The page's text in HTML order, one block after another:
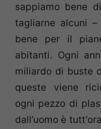
sappiamo bene
tagliarne alcuni
bene per il
abitanti. Ogni
miliardo di buste
queste viene
ogni pezzo di
dall’uomo è